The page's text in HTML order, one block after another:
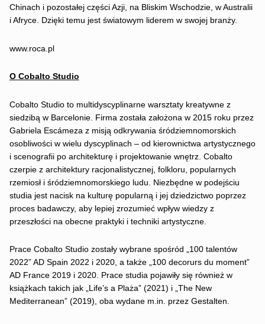
Chinach i pozostałej części Azji, na Bliskim Wschodzie, w Australii
i Afryce. Dzięki temu jest światowym liderem w swojej branży.
www.roca.pl
O Cobalto Studio
Cobalto Studio to multidyscyplinarne warsztaty kreatywne z
siedzibą w Barcelonie. Firma została założona w 2015 roku przez
Gabriela Escámeza z misją odkrywania śródziemnomorskich
osobliwości w wielu dyscyplinach – od kierownictwa artystycznego
i scenografii po architekturę i projektowanie wnętrz. Cobalto
czerpie z architektury racjonalistycznej, folkloru, popularnych
rzemiosł i śródziemnomorskiego ludu. Niezbędne w podejściu
studia jest nacisk na kulturę popularną i jej dziedzictwo poprzez
proces badawczy, aby lepiej zrozumieć wpływ wiedzy z
przeszłości na obecne praktyki i techniki artystyczne.
Prace Cobalto Studio zostały wybrane spośród „100 talentów
2022” AD Spain 2022 i 2020, a także „100 decorurs du moment”
AD France 2019 i 2020. Prace studia pojawiły się również w
książkach takich jak „Life’s a Plaża” (2021) i „The New
Mediterranean” (2019), oba wydane m.in. przez Gestalten.